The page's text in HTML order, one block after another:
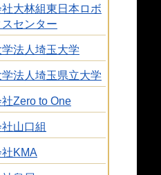
大林組東日本ロボ
センター
学法人埼玉大学
法人埼玉県立大学
Zero to One
山口組
KMA